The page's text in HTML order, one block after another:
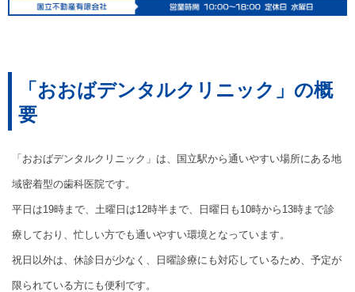
「おおばデンタルクリニック」の概
要
「おおばデンタルクリニック」は、国立駅から通いやすい場所にある地
域密着型の歯科医院です。
平日は19時まで、土曜日は12時半まで、日曜日も10時から13時まで診
療しており、忙しい方でも通いやすい環境となっています。
祝日以外は、休診日が少なく、日曜診療にも対応しているため、予定が
限られている方にも便利です。